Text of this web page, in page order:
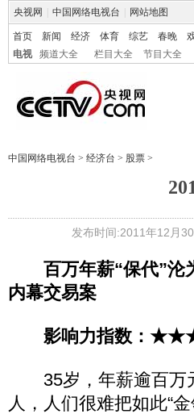
央视网 中国网络电视台 网站地图
首页 新闻 经济 体育 综艺 春晚
电视
频道大全 栏目大全 节目大全
中国网络电视台 > 经济台 > 股票 >
发布时间:2011年12月
百万年薪“保代”沦
内幕交易案
影响力指数：
35岁，年薪逾百万
人，人们很难把如此“